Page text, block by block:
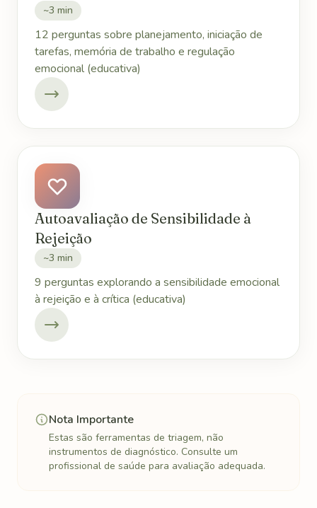
~3 min
12 perguntas sobre planejamento, iniciação de
tarefas, memória de trabalho e regulação
emocional (educativa)
Autoavaliação de Sensibilidade à
Rejeição
~3 min
9 perguntas explorando a sensibilidade emocional
à rejeição e à crítica (educativa)
Nota Importante
Estas são ferramentas de triagem, não
instrumentos de diagnóstico. Consulte um
profissional de saúde para avaliação adequada.